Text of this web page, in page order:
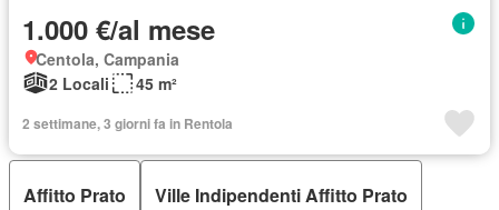
1.000 €/al mese
Centola, Campania
2 Locali
45 m²
2 settimane, 3 giorni fa in Rentola
Affitto Prato Ville Indipendenti Affitto Prato